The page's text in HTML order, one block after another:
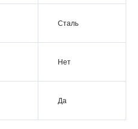
Сталь
Нет
Да